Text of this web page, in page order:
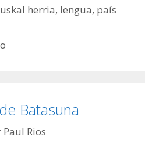
herria, lengua, país
Batasuna
Paul Rios